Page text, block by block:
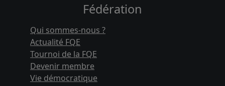
Fédération
Qui sommes-nous ?
Actualité FQE
Tournoi de la FQE
Devenir membre
Vie démocratique